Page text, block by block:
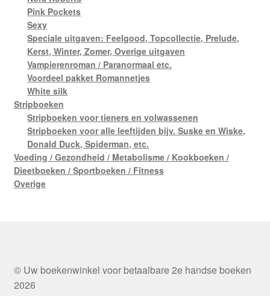
Pink Pockets
Sexy
Speciale uitgaven: Feelgood, Topcollectie, Prelude,
Kerst, Winter, Zomer, Overige uitgaven
Vampierenroman / Paranormaal etc.
Voordeel pakket Romannetjes
White silk
Stripboeken
Stripboeken voor tieners en volwassenen
Stripboeken voor alle leeftijden bijv. Suske en Wiske,
Donald Duck, Spiderman, etc.
Voeding / Gezondheid / Metabolisme / Kookboeken /
Dieetboeken / Sportboeken / Fitness
Overige
© Uw boekenwinkel voor betaalbare 2e handse boeken
2026